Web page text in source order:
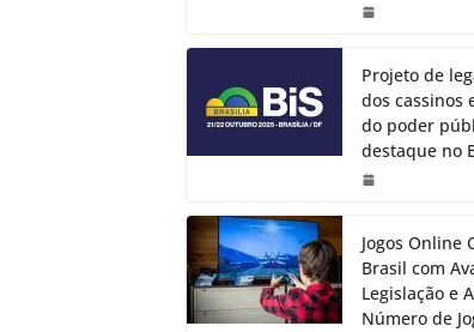
Projeto de
dos cassinos
do poder
destaque no
Jogos Online
Brasil com
Legislação e
Número de